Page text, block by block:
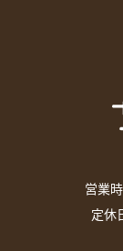
営業
定休